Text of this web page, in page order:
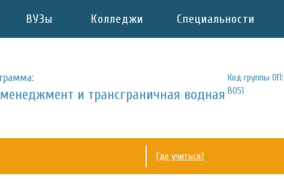
ВУЗы Колледжи Специальности
и трансграничная водная
Код группы ОП:
B051
Где учиться?